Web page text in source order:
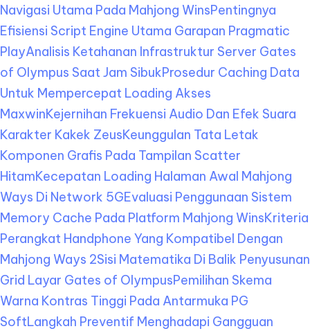
Navigasi Utama Pada Mahjong WinsPentingnya
Efisiensi Script Engine Utama Garapan Pragmatic
PlayAnalisis Ketahanan Infrastruktur Server Gates
of Olympus Saat Jam SibukProsedur Caching Data
Untuk Mempercepat Loading Akses
MaxwinKejernihan Frekuensi Audio Dan Efek Suara
Karakter Kakek ZeusKeunggulan Tata Letak
Komponen Grafis Pada Tampilan Scatter
HitamKecepatan Loading Halaman Awal Mahjong
Ways Di Network 5GEvaluasi Penggunaan Sistem
Memory Cache Pada Platform Mahjong WinsKriteria
Perangkat Handphone Yang Kompatibel Dengan
Mahjong Ways 2Sisi Matematika Di Balik Penyusunan
Grid Layar Gates of OlympusPemilihan Skema
Warna Kontras Tinggi Pada Antarmuka PG
SoftLangkah Preventif Menghadapi Gangguan